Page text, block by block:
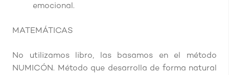
emocional.
MATEMÁTICAS
No utilizamos libro, las basamos en el método
NUMICÓN. Método que desarrolla de forma natural